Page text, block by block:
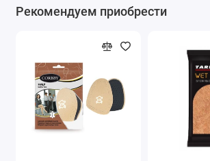
Рекомендуем приобрести